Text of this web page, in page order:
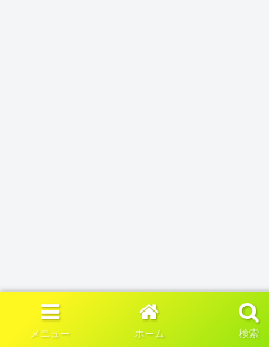
メニュー ホーム 検索